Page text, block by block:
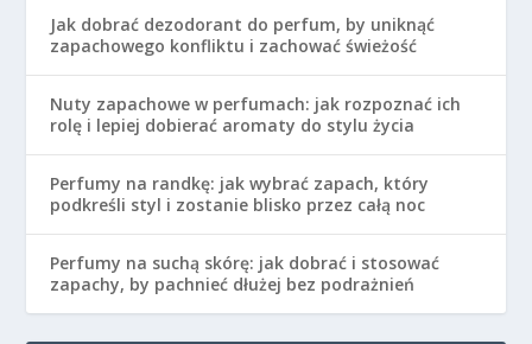
Jak dobrać dezodorant do perfum, by uniknąć
zapachowego konfliktu i zachować świeżość
Nuty zapachowe w perfumach: jak rozpoznać ich
rolę i lepiej dobierać aromaty do stylu życia
Perfumy na randkę: jak wybrać zapach, który
podkreśli styl i zostanie blisko przez całą noc
Perfumy na suchą skórę: jak dobrać i stosować
zapachy, by pachnieć dłużej bez podrażnień